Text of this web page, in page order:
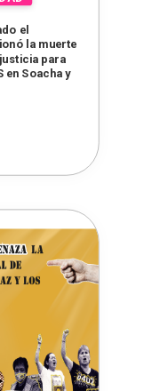
el
la muerte
para
en Soacha y